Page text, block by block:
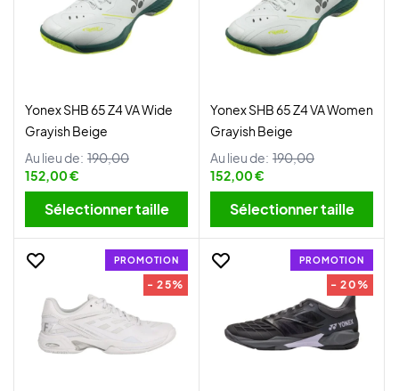
Yonex SHB 65 Z4 VA Wide
Grayish Beige
Au lieu de: 190,00
152,00 €
Sélectionner taille
Yonex SHB 65 Z4 VA Women
Grayish Beige
Au lieu de: 190,00
152,00 €
Sélectionner taille
PROMOTION
- 25%
PROMOTION
- 20%